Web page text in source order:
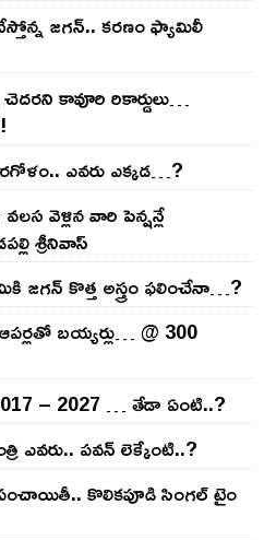
జ‌గ‌న్‌.. క‌ర‌ణం ఫ్యామిలీ
కావూరి రికార్డులు…
ఎవ‌రు ఎక్క‌డ‌…?
వెళ్లిన వారి పెన్ష‌న్లే
శ్రీనివాస్
కొత్త అస్త్రం ఫ‌లించేనా…?
బ‌య్య‌ర్లు… @ 300
– 2027 … తేడా ఏంటి..?
ఎవ‌రు.. ప‌వ‌న్ లెక్కేంటి..?
కొలిక‌పూడి సింగ‌ల్ టైం